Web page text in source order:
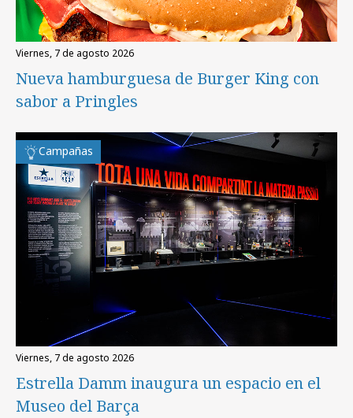
viernes, 7 de agosto 2026
Nueva hamburguesa de Burger King con
sabor a Pringles
Campañas
viernes, 7 de agosto 2026
Estrella Damm inaugura un espacio en el
Museo del Barça